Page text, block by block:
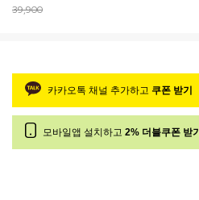
39,900
카카오톡 채널 추가하고 쿠폰 받기
모바일앱 설치하고 2% 더블쿠폰 받기